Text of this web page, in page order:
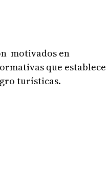
motivados en
que establece
turísticas.